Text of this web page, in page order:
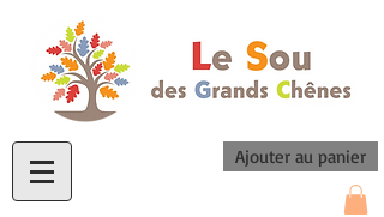
Ajouter au panier